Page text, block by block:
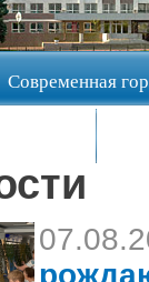
Современная